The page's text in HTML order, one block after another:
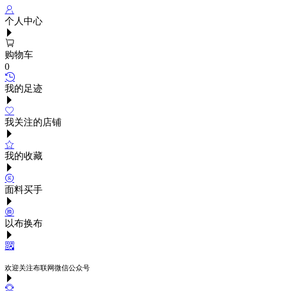
个人中心
购物车
0
我的足迹
我关注的店铺
我的收藏
面料买手
以布换布
欢迎关注布联网微信公众号